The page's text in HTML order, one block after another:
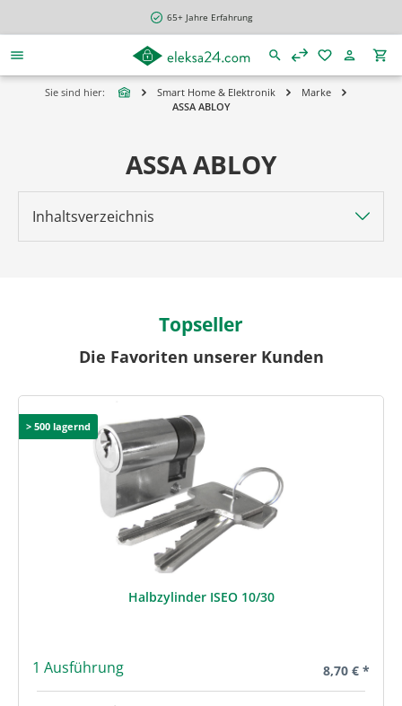
65+ Jahre Erfahrung
Sie sind hier: Smart Home & Elektronik
Marke
ASSA ABLOY
Inhaltsverzeichnis
ASSA ABLOY
Topseller
Die Favoriten unserer Kunden
> 500 lagernd
Halbzylinder ISEO 10/30
1 Ausführung Regulärer
8,70 € *